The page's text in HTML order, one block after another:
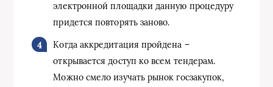
электронной площадки данную процедуру
придется повторять заново.
Когда аккредитация пройдена –
открывается доступ ко всем тендерам.
Можно смело изучать рынок госзакупок,